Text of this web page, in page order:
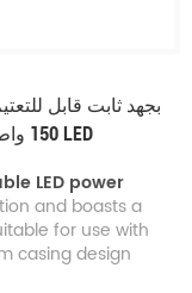
150 واط بتقنية الترياك لإضاءة المسار المغناطيسي LED
and boasts a
for use with
casing design